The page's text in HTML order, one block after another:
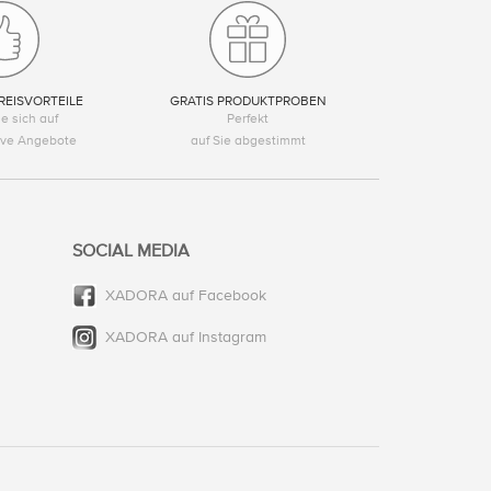
sich auf
Angebote
GRATIS PRODUKTPROBEN
Perfekt
auf Sie abgestimmt
SOCIAL MEDIA
XADORA auf Facebook
XADORA auf Instagram